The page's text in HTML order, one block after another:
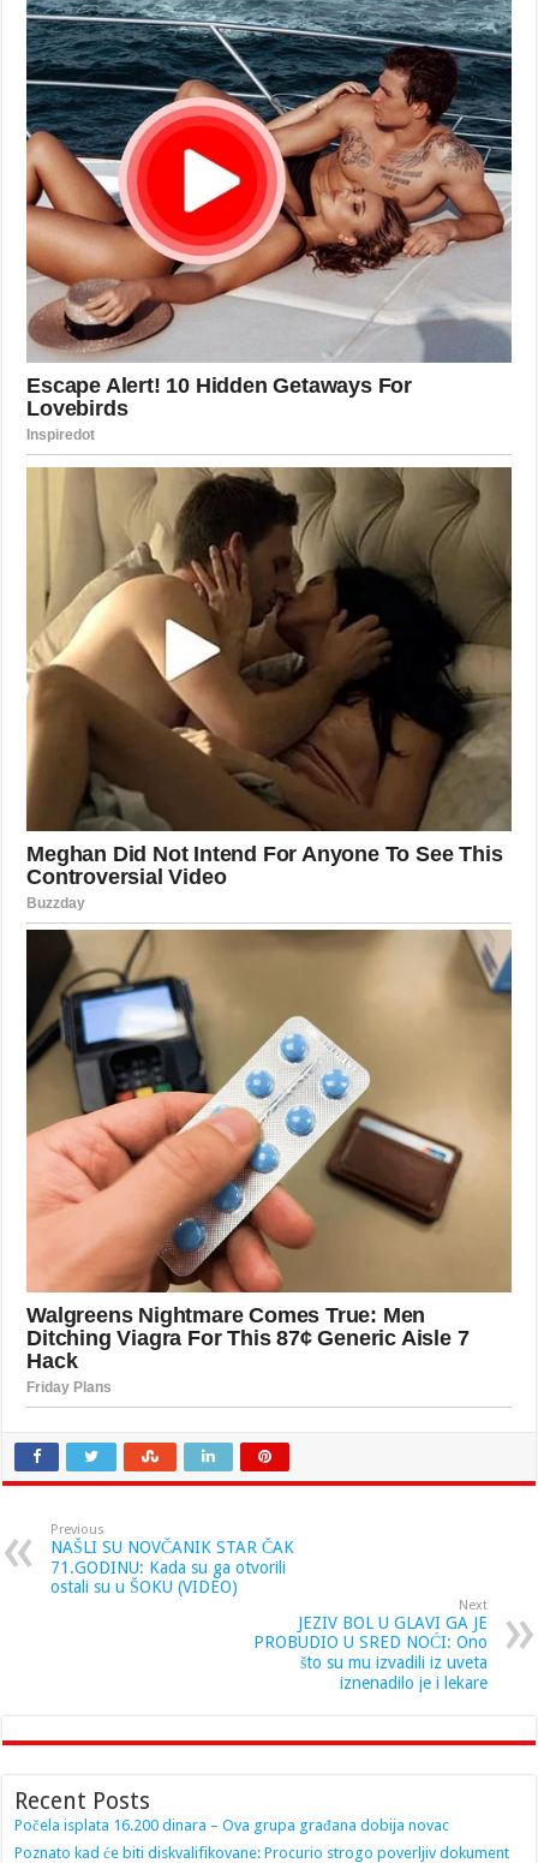
Previous
NAŠLI SU NOVČANIK STAR ČAK
71.GODINU: Kada su ga otvorili
ostali su u ŠOKU (VIDEO)
Next
JEZIV BOL U GLAVI GA JE
PROBUDIO U SRED NOĆI: Ono
što su mu izvadili iz uveta
iznenadilo je i lekare
Recent Posts
Počela isplata 16.200 dinara – Ova grupa građana dobija novac
Poznato kad će biti diskvalifikovane: Procurio strogo poverljiv dokument